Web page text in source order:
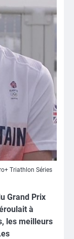
Triathlon Séries
Grand Prix
à
les meilleurs